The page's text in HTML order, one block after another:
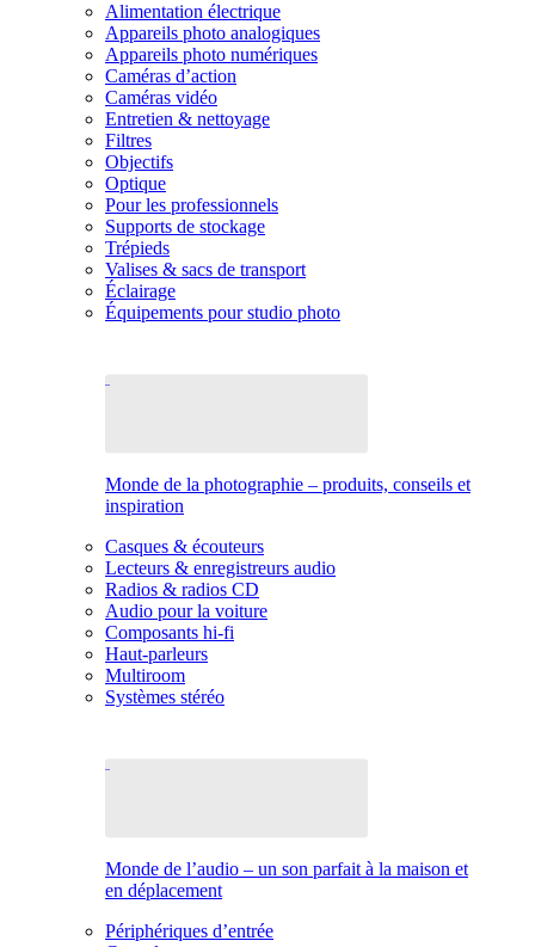
Alimentation électrique
Appareils photo analogiques
Appareils photo numériques
Caméras d’action
Caméras vidéo
Entretien & nettoyage
Filtres
Objectifs
Optique
Pour les professionnels
Supports de stockage
Trépieds
Valises & sacs de transport
Éclairage
Équipements pour studio photo
Monde de la photographie – produits, conseils et
inspiration
Casques & écouteurs
Lecteurs & enregistreurs audio
Radios & radios CD
Audio pour la voiture
Composants hi-fi
Haut-parleurs
Multiroom
Systèmes stéréo
Monde de l’audio – un son parfait à la maison et
en déplacement
Périphériques d’entrée